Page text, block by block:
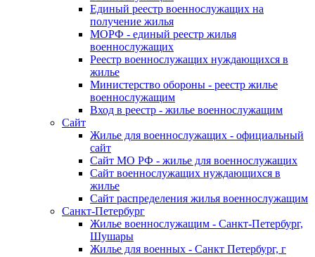
Единый реестр военнослужащих на
получение жилья
МОРФ - единый реестр жилья
военнослужащих
Реестр военнослужащих нуждающихся в
жилье
Министерство обороны - реестр жилье
военнослужащим
Вход в реестр - жилье военнослужащим
Сайт
Жилье для военнослужащих - официальный
сайт
Сайт МО РФ - жилье для военнослужащих
Сайт военнослужащих нуждающихся в
жилье
Сайт распределения жилья военнослужащим
Санкт-Петербург
Жилье военнослужащим - Санкт-Петербург,
Шушары
Жилье для военных - Санкт Петербург, г